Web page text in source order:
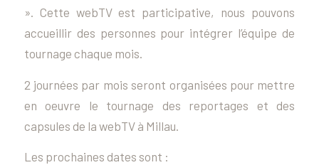
». Cette webTV est participative, nous pouvons
accueillir des personnes pour intégrer l’équipe de
tournage chaque mois.
2 journées par mois seront organisées pour mettre
en oeuvre le tournage des reportages et des
capsules de la webTV à Millau.
Les prochaines dates sont :